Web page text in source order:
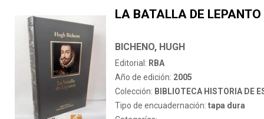
LA BATALLA DE LEPANTO
BICHENO, HUGH
Editorial: RBA
Año de edición: 2005
Colección: BIBLIOTECA HISTORIA DE
Tipo de encuadernación: tapa dura